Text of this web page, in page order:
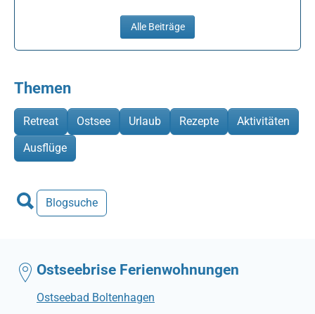
Alle Beiträge
Themen
Retreat Ostsee Urlaub Rezepte
Aktivitäten
Ausflüge
Blogsuche
Ostseebrise Ferienwohnungen
Ostseebad Boltenhagen